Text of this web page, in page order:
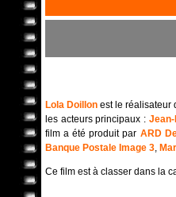
Lola Doillon est le réalisateur
les acteurs principaux :
film a été produit par ARD
Banque Postale Image 3,
Ce film est à classer dans la